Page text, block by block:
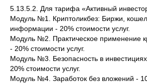
5.13.5.2. Для тарифа «Активный
Модуль №1. Криптоликбез: Биржи,
информации - 20% стоимости услуг.
Модуль №2. Практическое применение
- 20% стоимости услуг.
Модуль №3. Безопасность в
20% стоимости услуг.
Модуль №4. Заработок без вложений -